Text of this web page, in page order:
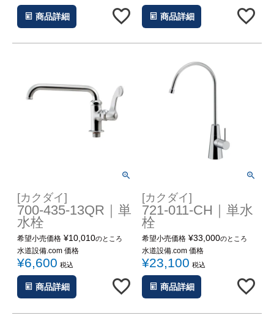
商品詳細 商品詳細
[カクダイ]
700-435-13QR｜単
水栓
希望小売価格 ¥10,010のところ
水道設備.com 価格
¥6,600 税込
商品詳細
[カクダイ]
721-011-CH｜単水
栓
希望小売価格 ¥33,000のところ
水道設備.com 価格
¥23,100 税込
商品詳細